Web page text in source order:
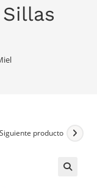
Siguiente producto